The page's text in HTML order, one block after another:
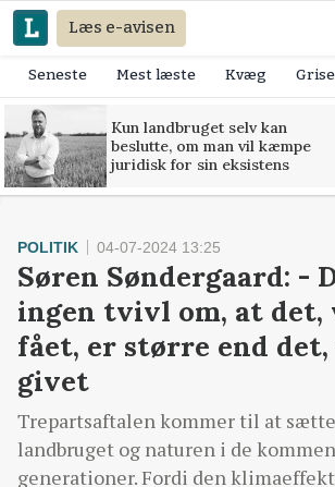
Læs e-avisen
Seneste Mest læste Kvæg Grise
Kun landbruget selv kan
beslutte, om man vil kæmpe
juridisk for sin eksistens
POLITIK 04-07-2024 13:25
Søren Søndergaard: -
ingen tvivl om, at det,
fået, er større end
givet
Trepartsaftalen kommer til at
landbruget og naturen i de
generationer. Fordi den